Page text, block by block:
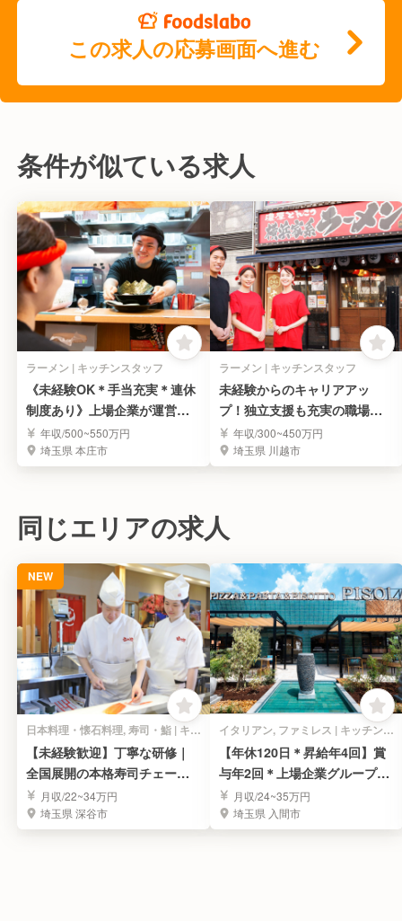
この求人の応募画面へ進む
条件が似ている求人
ラーメン | キッチンスタッフ
《未経験OK＊手当充実＊連休
制度あり》上場企業が運営す
る人気ラーメン屋さん
年収/500~550万円
埼玉県 本庄市
ラーメン | キッチンスタッフ
未経験からのキャリアアッ
プ！独立支援も充実の職場で
あなたの夢を応援します！
年収/300~450万円
埼玉県 川越市
同じエリアの求人
NEW
日本料理・懐石料理, 寿司・鮨 | キッチンスタッフ
【未経験歓迎】丁寧な研修｜
全国展開の本格寿司チェーン
で寿司職人を目指す！
月収/22~34万円
埼玉県 深谷市
イタリアン, ファミレス | キッチンスタッフ
【年休120日＊昇給年4回】賞
与年2回＊上場企業グループで
料理長を募集
月収/24~35万円
埼玉県 入間市